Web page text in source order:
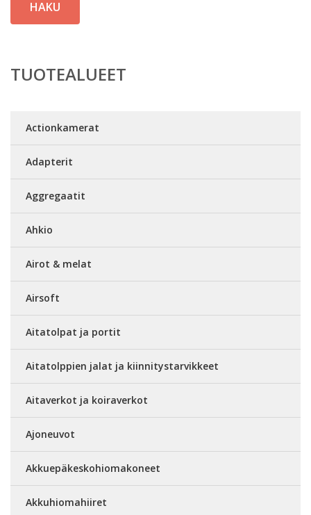
HAKU
TUOTEALUEET
Actionkamerat
Adapterit
Aggregaatit
Ahkio
Airot & melat
Airsoft
Aitatolpat ja portit
Aitatolppien jalat ja kiinnitystarvikkeet
Aitaverkot ja koiraverkot
Ajoneuvot
Akkuepäkeskohiomakoneet
Akkuhiomahiiret